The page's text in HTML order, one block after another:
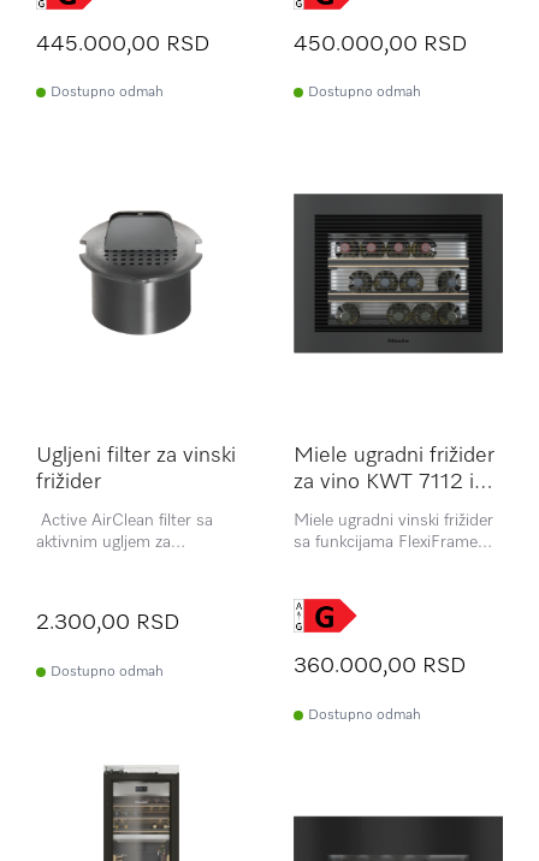
445.000,00 RSD
Dostupno odmah
450.000,00 RSD
Dostupno odmah
Ugljeni filter za vinski
frižider
Active AirClean filter sa
aktivnim ugljem za
2.300,00 RSD
Dostupno odmah
Miele ugradni frižider
za vino KWT 7112 iG
Gala Ed
Miele ugradni vinski frižider
sa funkcijama FlexiFrame
poznavaocima vina.
360.000,00 RSD
Dostupno odmah